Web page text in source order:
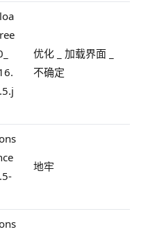
优化 _ 加载界面 _
不确定
地牢